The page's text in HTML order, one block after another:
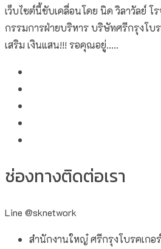
เว็บไซต์นี้ขับเคลื่อนโดย นิด วิลาวัลย์​
กรรมการฝ่ายบริหาร บริษัทศรีกรุงโบร
เสริม เงินแสน!!! รอคุณอยู่.....
ช่องทางติดต่อเรา
Line @sknetwork
สำนักงานใหญ๋ ศรีกรุงโบรคเกอ